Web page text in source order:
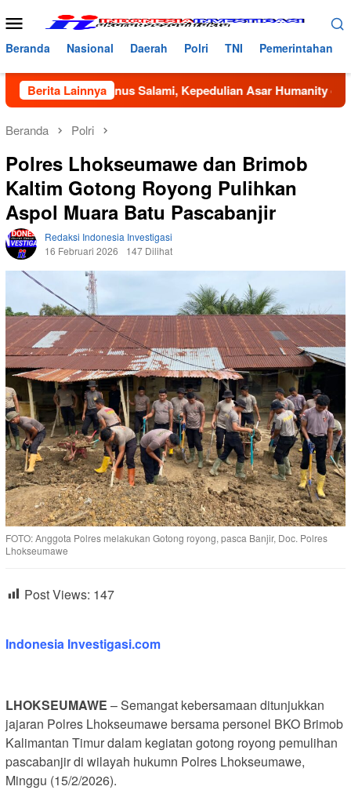
ke
konten
Menu
Mobile
Beranda Nasional Daerah Polri TNI Pemerintahan
Berita Lainnya
Bustanus Salami, Kepedulian Asar Humanity dan
Beranda Polri
Polres Lhokseumawe dan Brimob
Kaltim Gotong Royong Pulihkan
Aspol Muara Batu Pascabanjir
Redaksi Indonesia Investigasi
16 Februari 2026
147 Dilihat
FOTO: Anggota Polres melakukan Gotong royong, pasca Banjir, Doc. Polres
Lhokseumawe
Post Views: 147
Indonesia Investigasi.com
LHOKSEUMAWE – Semangat kebersamaan ditunjukkan
jajaran Polres Lhokseumawe bersama personel BKO Brimob
Kalimantan Timur dalam kegiatan gotong royong pemulihan
pascabanjir di wilayah hukumn Polres Lhokseumawe,
Minggu (15/2/2026).